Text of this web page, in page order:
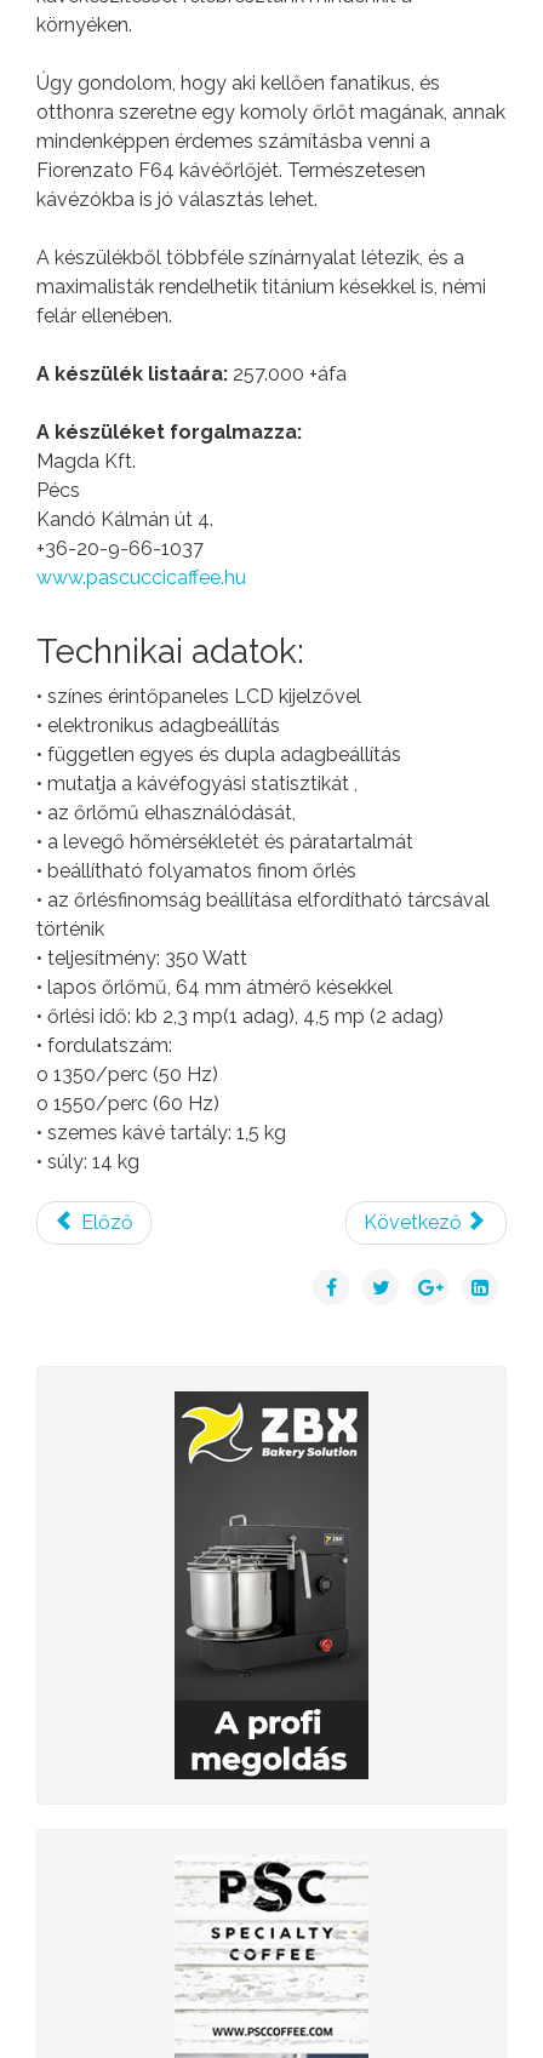
környéken.
Úgy gondolom, hogy aki kellően fanatikus, és
otthonra szeretne egy komoly őrlőt magának, annak
mindenképpen érdemes számításba venni a
Fiorenzato F64 kávéőrlőjét. Természetesen
kávézókba is jó választás lehet.
A készülékből többféle színárnyalat létezik, és a
maximalisták rendelhetik titánium késekkel is, némi
felár ellenében.
A készülék listaára: 257.000 +áfa
A készüléket forgalmazza:
Magda Kft.
Pécs
Kandó Kálmán út 4.
+36-20-9-66-1037
www.pascuccicaffee.hu
Technikai adatok:
• színes érintőpaneles LCD kijelzővel
• elektronikus adagbeállítás
• független egyes és dupla adagbeállítás
• mutatja a kávéfogyási statisztikát ,
• az őrlőmű elhasználódását,
• a levegő hőmérsékletét és páratartalmát
• beállítható folyamatos finom őrlés
• az őrlésfinomság beállítása elfordítható tárcsával
történik
• teljesítmény: 350 Watt
• lapos őrlőmű, 64 mm átmérő késekkel
• őrlési idő: kb 2,3 mp(1 adag), 4,5 mp (2 adag)
• fordulatszám:
o 1350/perc (50 Hz)
o 1550/perc (60 Hz)
• szemes kávé tartály: 1,5 kg
• súly: 14 kg
Előző Következő